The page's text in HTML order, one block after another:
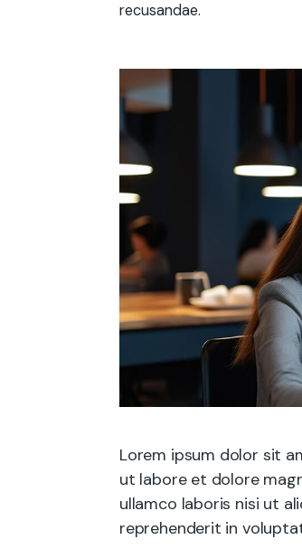
recusandae.
Lorem ipsum dolor sit
ut labore et dolore
ullamco laboris nisi ut
reprehenderit in